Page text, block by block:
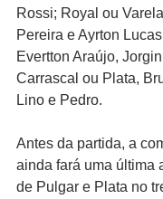
Rossi; Royal ou
Pereira e Ayrton
Evertton Araújo,
Carrascal ou Plata,
Lino e Pedro.
Antes da partida, a
ainda fará uma última
de Pulgar e Plata no